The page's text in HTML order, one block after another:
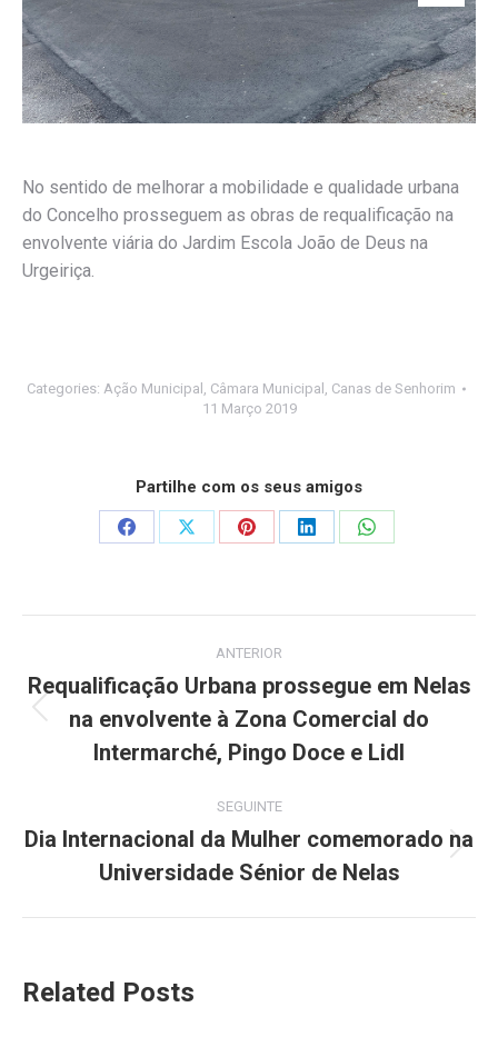
No sentido de melhorar a mobilidade e qualidade urbana
do Concelho prosseguem as obras de requalificação na
envolvente viária do Jardim Escola João de Deus na
Urgeiriça.
Categories: Ação Municipal , Câmara Municipal , Canas de Senhorim
11 Março 2019
Partilhe com os seus amigos
Share
Share
Share
Share
Share
navigation
ANTERIOR
Previous
post:
Requalificação Urbana prossegue em Nelas
na envolvente à Zona Comercial do
Intermarché, Pingo Doce e Lidl
SEGUINTE
post:
Dia Internacional da Mulher comemorado na
Universidade Sénior de Nelas
Related Posts